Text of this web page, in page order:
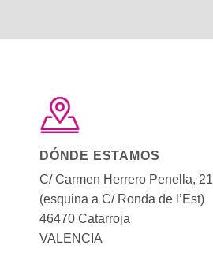
DÓNDE ESTAMOS
C/ Carmen Herrero Penella, 21
(esquina a C/ Ronda de l’Est)
46470 Catarroja
VALENCIA